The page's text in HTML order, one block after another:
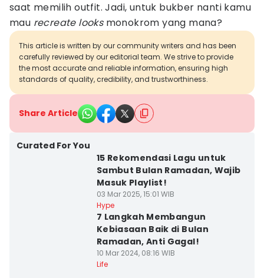
saat memilih outfit. Jadi, untuk bukber nanti kamu
mau recreate looksmonokrom yang mana?
This article is written by our community writers and has been
carefully reviewed by our editorial team. We strive to provide
the most accurate and reliable information, ensuring high
standards of quality, credibility, and trustworthiness.
Share Article
Curated For You
15 Rekomendasi Lagu untuk
Sambut Bulan Ramadan, Wajib
Masuk Playlist!
03 Mar 2025, 15:01 WIB
Hype
7 Langkah Membangun
Kebiasaan Baik di Bulan
Ramadan, Anti Gagal!
10 Mar 2024, 08:16 WIB
Life